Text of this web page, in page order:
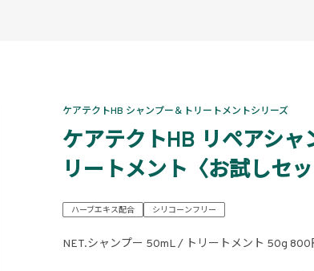
ケアテクトHB シャンプー＆トリートメントシリーズ
ケアテクトHB リペアシャ
リートメント〈お試しセッ
ハーブエキス配合 シリコーンフリー
NET.シャンプー 50mL / トリートメント 50g 800